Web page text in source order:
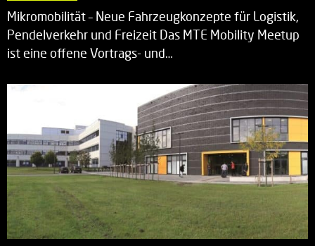
Mikromobilität – Neue Fahrzeugkonzepte für Logistik,
Pendelverkehr und Freizeit Das MTE Mobility Meetup
ist eine offene Vortrags- und…